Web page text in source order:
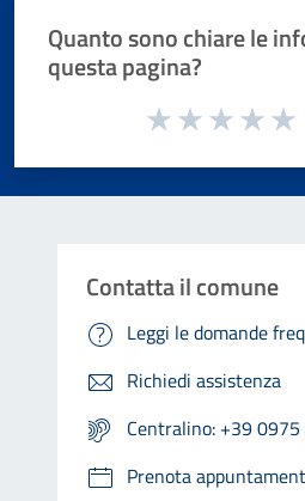
Quanto sono chiare le
questa pagina?
Valuta da 1 a 5 stelle la pagina
Contatta il comune
Leggi le domande
Richiedi assistenza
Centralino: +39
Prenota